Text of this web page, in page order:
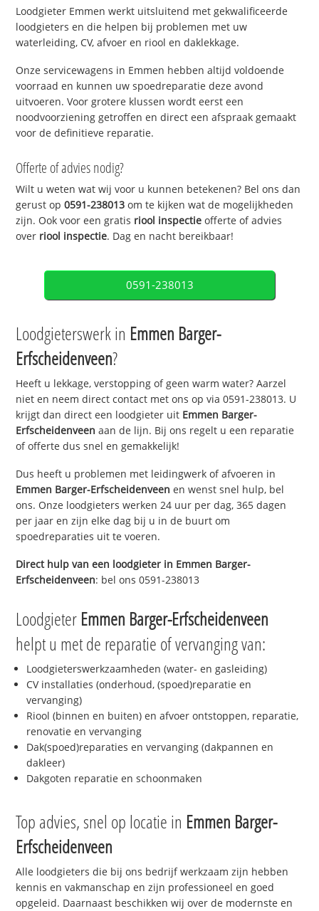
Loodgieter Emmen werkt uitsluitend met gekwalificeerde
loodgieters en die helpen bij problemen met uw
waterleiding, CV, afvoer en riool en daklekkage.
Onze servicewagens in Emmen hebben altijd voldoende
voorraad en kunnen uw spoedreparatie deze avond
uitvoeren. Voor grotere klussen wordt eerst een
noodvoorziening getroffen en direct een afspraak gemaakt
voor de definitieve reparatie.
Offerte of advies nodig?
Wilt u weten wat wij voor u kunnen betekenen? Bel ons dan
gerust op0591-238013 om te kijken wat de mogelijkheden
zijn. Ook voor een gratis riool inspectie offerte of advies
over riool inspectie. Dag en nacht bereikbaar!
0591-238013
Loodgieterswerk in Emmen Barger-
Erfscheidenveen?
Heeft u lekkage, verstopping of geen warm water? Aarzel
niet en neem direct contact met ons op via 0591-238013. U
krijgt dan direct een loodgieter uit Emmen Barger-
Erfscheidenveen aan de lijn. Bij ons regelt u een reparatie
of offerte dus snel en gemakkelijk!
Dus heeft u problemen met leidingwerk of afvoeren in
Emmen Barger-Erfscheidenveen en wenst snel hulp, bel
ons. Onze loodgieters werken 24 uur per dag, 365 dagen
per jaar en zijn elke dag bij u in de buurt om
spoedreparaties uit te voeren.
Direct hulp van een loodgieter in Emmen Barger-
Erfscheidenveen: bel ons 0591-238013
Loodgieter Emmen Barger-Erfscheidenveen
helpt u met de reparatie of vervanging van:
Loodgieterswerkzaamheden (water- en gasleiding)
CV installaties (onderhoud, (spoed)reparatie en
vervanging)
Riool (binnen en buiten) en afvoer ontstoppen, reparatie,
renovatie en vervanging
Dak(spoed)reparaties en vervanging (dakpannen en
dakleer)
Dakgoten reparatie en schoonmaken
Top advies, snel op locatie in Emmen Barger-
Erfscheidenveen
Alle loodgieters die bij ons bedrijf werkzaam zijn hebben
kennis en vakmanschap en zijn professioneel en goed
opgeleid. Daarnaast beschikken wij over de modernste en